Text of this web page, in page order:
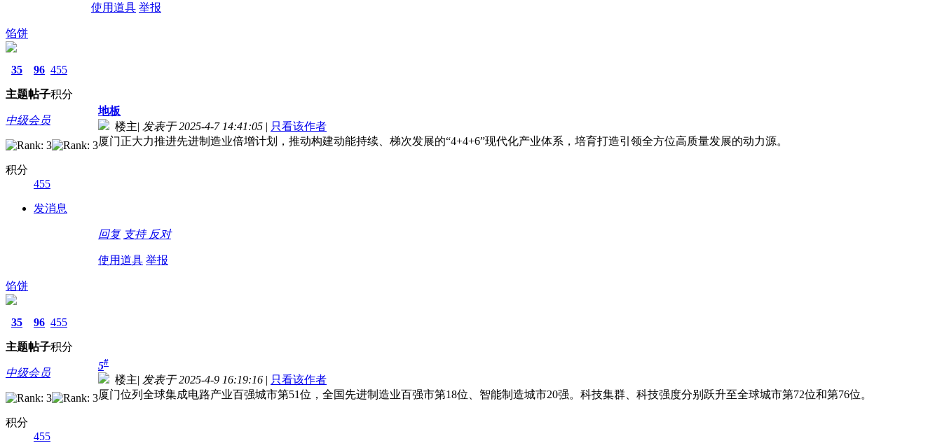
使用道具 举报
馅饼
35
主题
96
帖子
455
积分
中级会员
积分
455
发消息
地板
楼主| 发表于 2025-4-7 14:41:05 | 只看该作者
厦门正大力推进先进制造业倍增计划，推动构建动能持续、梯次发展的“4+4+6”现代化产业体系，培育打造引领全方位高质量发展的动力源。
回复 支持 反对
使用道具 举报
馅饼
35
主题
96
帖子
455
积分
中级会员
积分
455
5#
楼主| 发表于 2025-4-9 16:19:16 | 只看该作者
厦门位列全球集成电路产业百强城市第51位，全国先进制造业百强市第18位、智能制造城市20强。科技集群、科技强度分别跃升至全球城市第72位和第76位。